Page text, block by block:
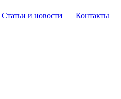
Статьи и новости
Контакты